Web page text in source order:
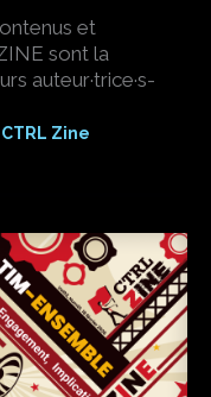
et
sont la
auteur·trice·s-
CTRL Zine